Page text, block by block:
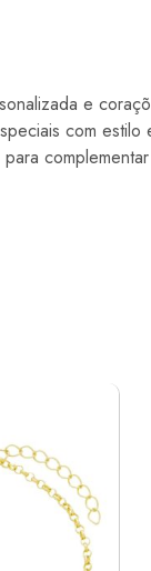
e
com estilo